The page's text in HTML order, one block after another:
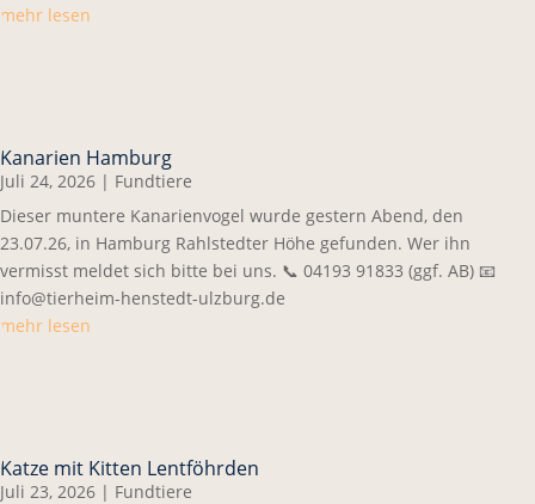
mehr lesen
Kanarien Hamburg
Juli 24, 2026 | Fundtiere
Dieser muntere Kanarienvogel wurde gestern Abend, den
23.07.26, in Hamburg Rahlstedter Höhe gefunden. Wer ihn
vermisst meldet sich bitte bei uns. 📞 04193 91833 (ggf. AB) 📧
info@tierheim-henstedt-ulzburg.de
mehr lesen
Katze mit Kitten Lentföhrden
Juli 23, 2026 | Fundtiere